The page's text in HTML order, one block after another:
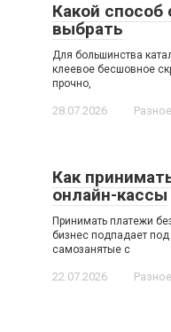
Какой способ
выбрать
Для большинства
клеевое бесшовное
прочно,
28.07.2026 Разное
Как
онлайн-кассы
Принимать платежи
бизнес подпадает под
самозанятые с
22.07.2026 Разное